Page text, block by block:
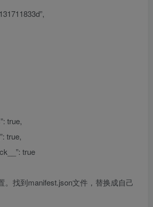
true,
true,
true
。找到manifest.json文件，替换成自己